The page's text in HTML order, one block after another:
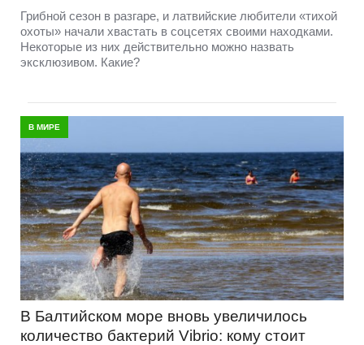
Грибной сезон в разгаре, и латвийские любители «тихой
охоты» начали хвастать в соцсетях своими находками.
Некоторые из них действительно можно назвать
эксклюзивом. Какие?
В МИРЕ
В Балтийском море вновь увеличилось
количество бактерий Vibrio: кому стоит